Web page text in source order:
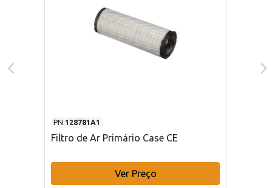
PN 128781A1
Filtro de Ar Primário Case CE
Ver Preço